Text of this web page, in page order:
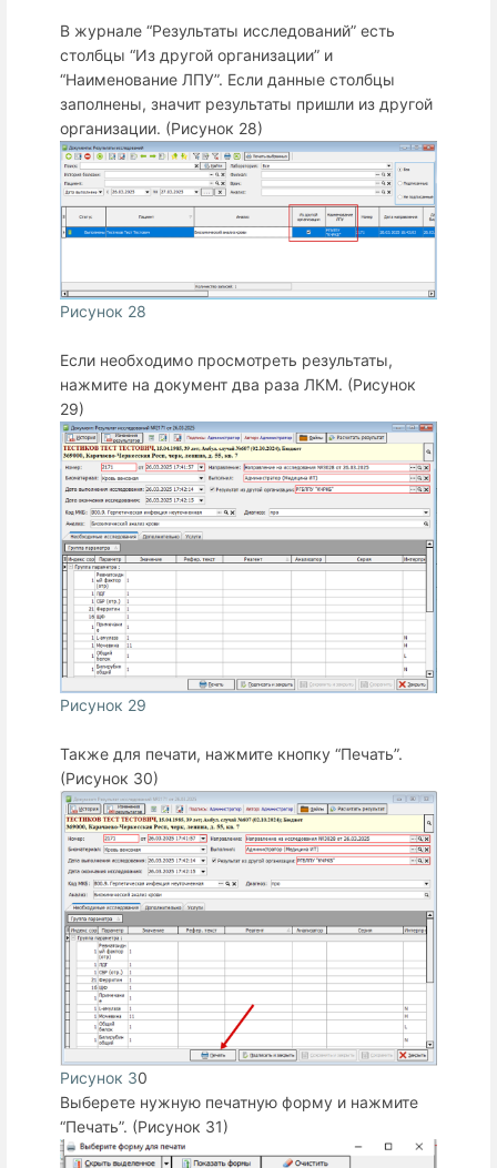
В журнале “Результаты исследований” есть
столбцы “Из другой организации” и
“Наименование ЛПУ”. Если данные столбцы
заполнены, значит результаты пришли из другой
организации. (Рисунок 28)
Рисунок 28
Если необходимо просмотреть результаты,
нажмите на документ два раза ЛКМ. (Рисунок
29)
Рисунок 29
Также для печати, нажмите кнопку “Печать”.
(Рисунок 30)
Рисунок 30
Выберете нужную печатную форму и нажмите
“Печать”. (Рисунок 31)